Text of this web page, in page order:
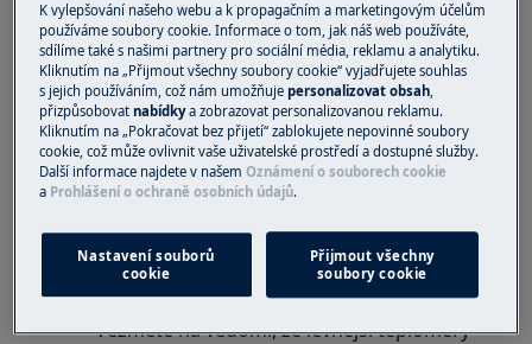
1. Zkontrolujte, zda spotřebič správně chladí
Změřte teplotu teploměrem ve sklenici
vody uvnitř chladničky.
Chladnička funguje správně, je-li teplota v
chladničce v rozmezí +4 to +5°C.
Základní teplota potravin je důležitější, než
teplota vzduchu kolísá v průběhu každého
chladícího cyklu (mezi nastartováním a
zastavením kompresoru chladničky).
Vezměte na vědomí, že levnější teploměry
K vylepšování našeho webu a k propagačním a marketingovým účelům
používáme soubory cookie. Informace o tom, jak náš web používáte,
sdílíme také s našimi partnery pro sociální média, reklamu a analytiku.
Kliknutím na „Přijmout všechny soubory cookie“ vyjadřujete souhlas
s jejich používáním, což nám umožňujepersonalizovat obsah,
přizpůsobovatnabídkya zobrazovat personalizovanou reklamu.
Kliknutím na „Pokračovat bez přijetí“ zablokujete nepovinné soubory
cookie, což může ovlivnit vaše uživatelské prostředí a dostupné služby.
Další informace najdete v našemOznámení o souborech cookie
a Prohlášení o ochraně osobních údajů.
Nastavení souborů
cookie
Přijmout všechny
soubory cookie